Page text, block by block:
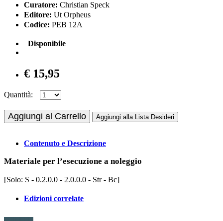
Curatore: Christian Speck
Editore: Ut Orpheus
Codice: PEB 12A
Disponibile
€ 15,95
Quantità:
Aggiungi al Carrello Aggiungi alla Lista Desideri
Contenuto e Descrizione
Materiale per l’esecuzione a noleggio
[Solo: S - 0.2.0.0 - 2.0.0.0 - Str - Bc]
Edizioni correlate